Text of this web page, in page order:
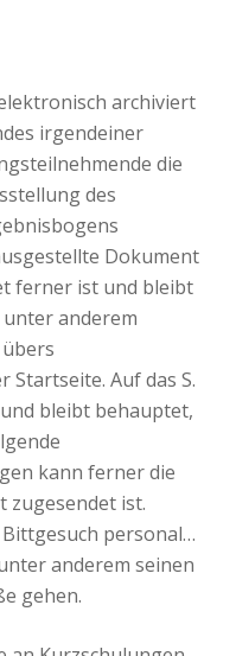
archiviert
irgendeiner
die
des
Dokument
ferner ist und bleibt
anderem
Auf das S.
bleibt behauptet,
kann ferner die
zugesendet ist.
personal…
anderem seinen
gehen.